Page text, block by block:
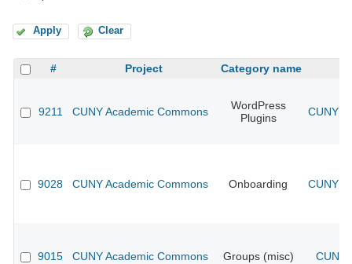
Apply Clear
# Project Category name
9211 CUNY Academic Commons
WordPress
Plugins
CUNY
9028 CUNY Academic Commons Onboarding CUNY
9015 CUNY Academic Commons Groups (misc) CUNY